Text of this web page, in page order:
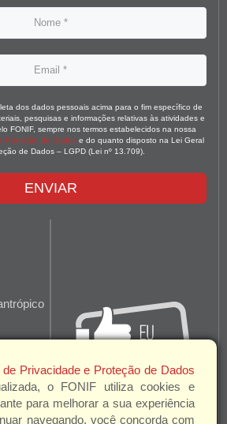
dos dados pessoais acima para o fim específico de
pesquisas e informações relativas às atividades e
FONIF, sempre nos termos estabelecidos na nossa
Proteção de Dados e do quanto disposto na Lei Geral
de Dados – LGPD (Lei nº 13.709).
ENVIAR
de Privacidade e Proteção de Dados
o FONIF utiliza cookies e
para melhorar a sua experiência
navegando, você concorda com